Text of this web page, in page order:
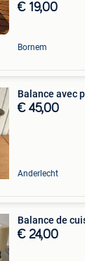
€ 19,00
Bornem
Balance avec
€ 45,00
Anderlecht
Balance de
€ 24,00